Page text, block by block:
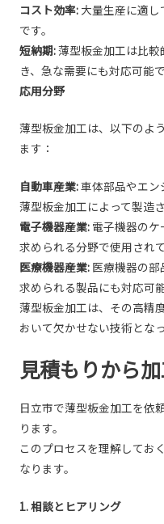
コスト効率:大量生産に適し
です。
短納期:薄型板金加工は比較
き、急な需要にも対応可能で
応用分野
薄型板金加工は、以下のよ
ます：
自動車産業:車体部品やエン
薄型板金加工によって製造
電子機器産業:電子機器のケ
求められる分野で使用されて
医療機器産業:医療機器の部
求められる製品にも対応可能
薄型板金加工は、その高精
おいて欠かせない技術となっ
見積もりから
日立市で薄型板金加工を依
ります。
このプロセスを理解してお
なります。
1. 相談とヒアリング